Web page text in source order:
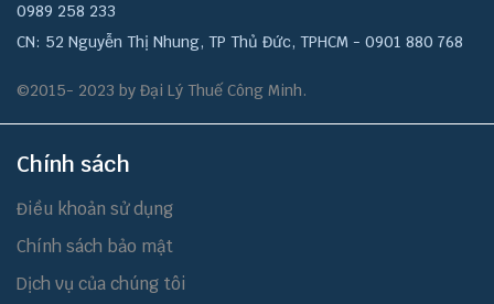
0989 258 233
CN: 52 Nguyễn Thị Nhung, TP Thủ Đức, TPHCM - 0901 880 768
©2015- 2023 by Đại Lý Thuế Công Minh.
Chính sách
Điều khoản sử dụng
Chính sách bảo mật
Dịch vụ của chúng tôi